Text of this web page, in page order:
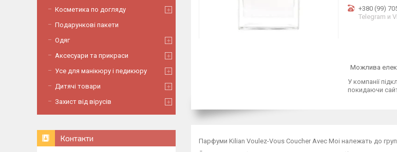
+380 (99)
Telegram и
У компанії
покидаючи
Парфуми Kilian Voulez-Vous Coucher Avec Moi належать до
Косметика по догляду
Подарункові пакети
Одяг
Аксесуари та прикраси
Усе для манікюру і педикюру
Дитячі товари
Захист від вірусів
Контакти